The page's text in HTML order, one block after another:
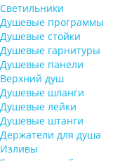
Светильники
Душевые программы
Душевые стойки
Душевые гарнитуры
Душевые панели
Верхний душ
Душевые шланги
Душевые лейки
Душевые штанги
Держатели для душа
Изливы